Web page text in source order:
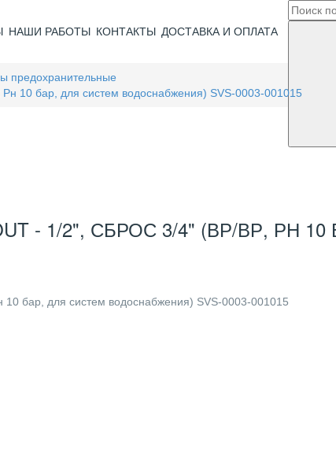
НАШИ РАБОТЫ КОНТАКТЫ ДОСТАВКА И ОПЛАТА
предохранительные
10 бар, для систем водоснабжения) SVS-0003-001015
- 1/2", СБРОС 3/4" (ВР/ВР, РН